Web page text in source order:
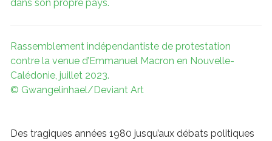
dans son propre pays.
Rassemblement indépendantiste de protestation
contre la venue d’Emmanuel Macron en Nouvelle-
Calédonie, juillet 2023.
© Gwangelinhael/Deviant Art
Des tragiques années 1980 jusqu’aux débats politiques